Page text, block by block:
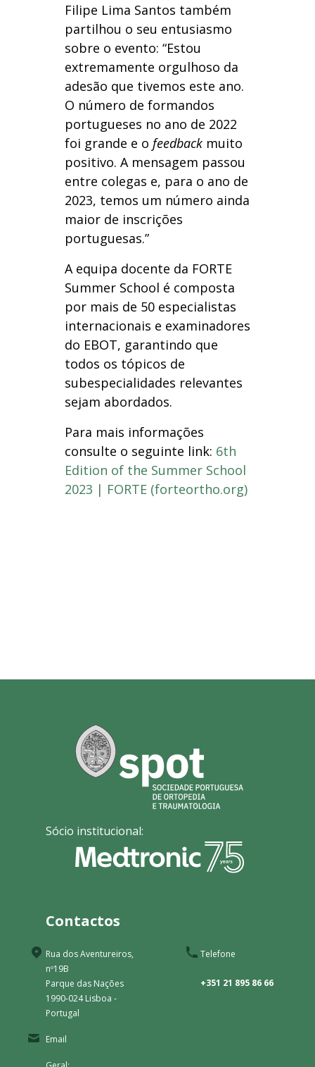
Filipe Lima Santos também
partilhou o seu entusiasmo
sobre o evento: “Estou
extremamente orgulhoso da
adesão que tivemos este ano.
O número de formandos
portugueses no ano de 2022
foi grande e o feedbackmuito
positivo. A mensagem passou
entre colegas e, para o ano de
2023, temos um número ainda
maior de inscrições
portuguesas.”
A equipa docente da FORTE
Summer School é composta
por mais de 50 especialistas
internacionais e examinadores
do EBOT, garantindo que
todos os tópicos de
subespecialidades relevantes
sejam abordados.
Para mais informações
consulte o seguinte link: 6th
Edition of the Summer School
2023 | FORTE (forteortho.org)
Sócio institucional:
Contactos
Rua dos Aventureiros,
nº19B
Parque das Nações
1990-024 Lisboa -
Portugal
Telefone
+351 21 895 86 66
Email